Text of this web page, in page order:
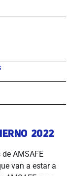
2022
AMSAFE
van a estar a